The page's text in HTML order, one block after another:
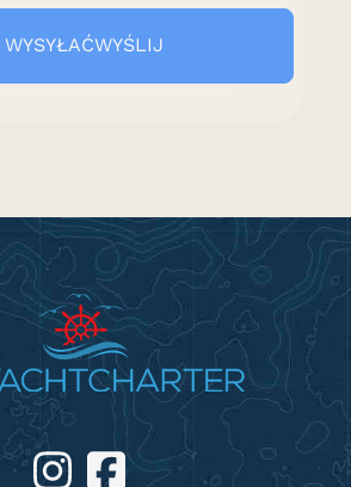
WYSYŁAĆWYŚLIJ